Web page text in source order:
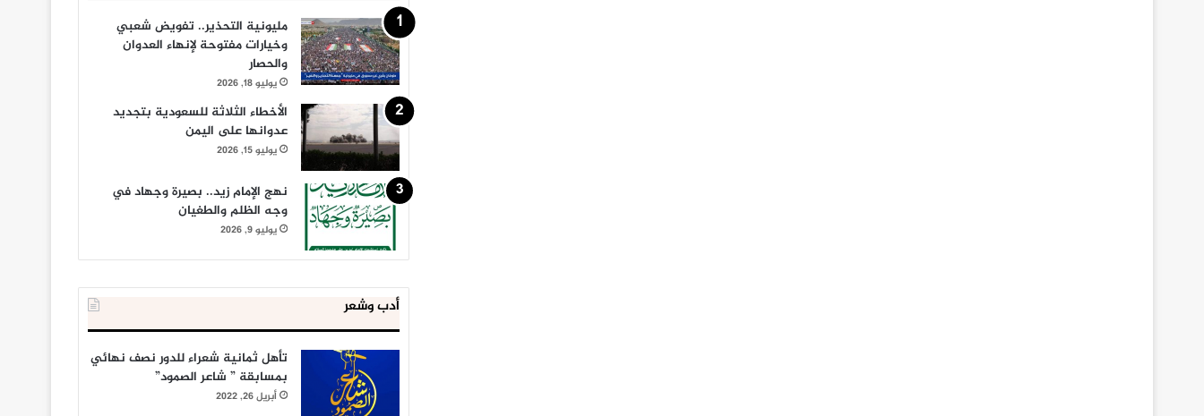
مليونية التحذير.. تفويض شعبي
وخيارات مفتوحة لإنهاء العدوان
والحصار
يوليو 18, 2026
الأخطاء الثلاثة للسعودية بتجديد
عدوانها على اليمن
يوليو 15, 2026
نهج الإمام زيد.. بصيرة وجهاد في
وجه الظلم والطغيان
يوليو 9, 2026
أدب وشعر
تأهل ثمانية شعراء للدور نصف نهائي
بمسابقة ” شاعر الصمود”
أبريل 26, 2022